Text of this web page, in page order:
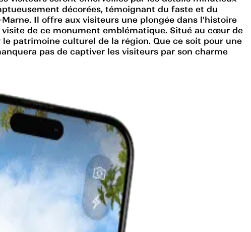
décorées, témoignant du faste et du
Il offre aux visiteurs une plongée dans l'histoire
de ce monument emblématique. Situé au cœur de
patrimoine culturel de la région. Que ce soit pour une
pas de captiver les visiteurs par son charme